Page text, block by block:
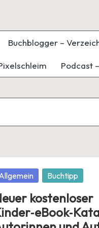
Buchblogger –
Podcast
Buchtipp
kostenloser